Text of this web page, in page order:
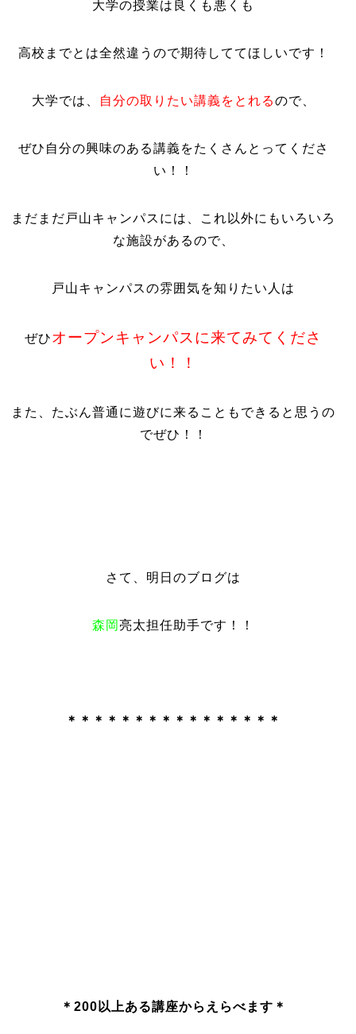
大学の授業は良くも悪くも
高校までとは全然違うので期待しててほしいです！
大学では、 自分の取りたい講義をとれるので、
ぜひ自分の興味のある講義をたくさんとってくださ
い！！
まだまだ戸山キャンパスには、これ以外にもいろいろ
な施設があるので、
戸山キャンパスの雰囲気を知りたい人は
ぜひオープンキャンパスに来てみてくださ
い！！
また、たぶん普通に遊びに来ることもできると思うの
でぜひ！！
さて、明日のブログは
森岡亮太担任助手です！！
＊＊＊＊ ＊＊＊＊＊＊＊＊＊＊＊＊
＊200以上ある講座からえらべます＊